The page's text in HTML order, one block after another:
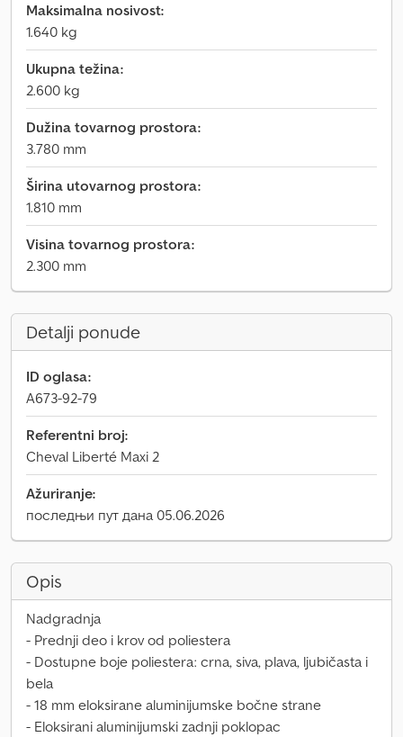
Maksimalna nosivost:
1.640 kg
Ukupna težina:
2.600 kg
Dužina tovarnog prostora:
3.780 mm
Širina utovarnog prostora:
1.810 mm
Visina tovarnog prostora:
2.300 mm
Detalji ponude
ID oglasa:
A673-92-79
Referentni broj:
Cheval Liberté Maxi 2
Ažuriranje:
последњи пут дана 05.06.2026
Opis
Nadgradnja
- Prednji deo i krov od poliestera
- Dostupne boje poliestera: crna, siva, plava, ljubičasta i
bela
- 18 mm eloksirane aluminijumske bočne strane
- Eloksirani aluminijumski zadnji poklopac